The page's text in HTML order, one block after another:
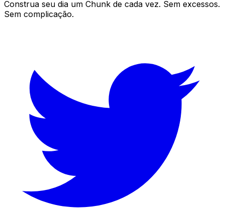
Construa seu dia um Chunk de cada vez. Sem excessos.
Sem complicação.